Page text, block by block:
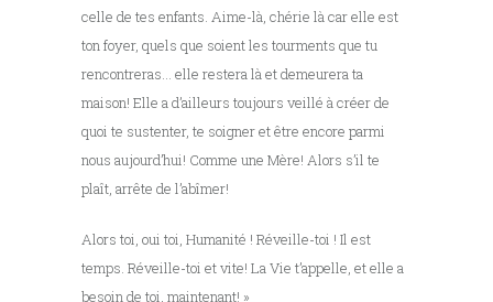
celle de tes enfants. Aime-là, chérie là car elle est
ton foyer, quels que soient les tourments que tu
rencontreras… elle restera là et demeurera ta
maison! Elle a d’ailleurs toujours veillé à créer de
quoi te sustenter, te soigner et être encore parmi
nous aujourd’hui! Comme une Mère! Alors s’il te
plaît, arrête de l’abîmer!
Alors toi, oui toi, Humanité ! Réveille-toi ! Il est
temps. Réveille-toi et vite! La Vie t’appelle, et elle a
besoin de toi, maintenant! »